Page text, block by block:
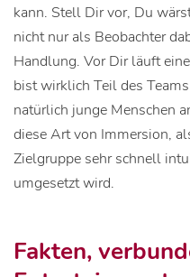
kann. Stell Dir vor, Du
nicht nur als Beobachter
Handlung. Vor Dir läuft
bist wirklich Teil des
natürlich junge Menschen
diese Art von Immersion,
Zielgruppe sehr schnell
umgesetzt wird.
Fakten,